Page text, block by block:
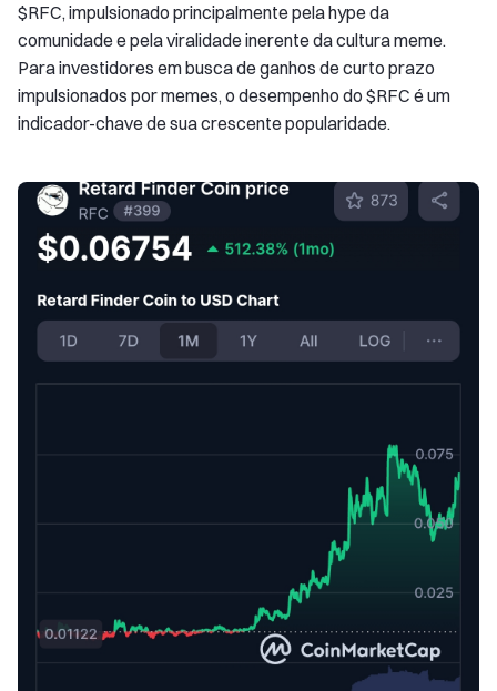
$RFC, impulsionado principalmente pela hype da
comunidade e pela viralidade inerente da cultura meme.
Para investidores em busca de ganhos de curto prazo
impulsionados por memes, o desempenho do $RFC é um
indicador-chave de sua crescente popularidade.